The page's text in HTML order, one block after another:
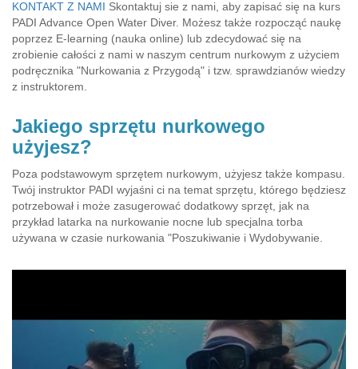
KONTAKT Z NAMI Skontaktuj sie z nami, aby zapisać się na kurs
PADI Advance Open Water Diver. Możesz także rozpocząć naukę
poprzez E-learning (nauka online) lub zdecydować się na
zrobienie całości z nami w naszym centrum nurkowym z użyciem
podręcznika "Nurkowania z Przygodą" i tzw. sprawdzianów wiedzy
z instruktorem.
Jakiego sprzętu nurkowego
użyjesz?
Poza podstawowym sprzętem nurkowym, użyjesz także kompasu.
Twój instruktor PADI wyjaśni ci na temat sprzętu, którego będziesz
potrzebował i może zasugerować dodatkowy sprzęt, jak na
przykład latarka na nurkowanie nocne lub specjalna torba
używana w czasie nurkowania "Poszukiwanie i Wydobywanie.